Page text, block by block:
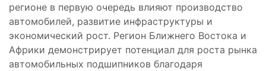
регионе в первую очередь влияют производство
автомобилей, развитие инфраструктуры и
экономический рост. Регион Ближнего Востока и
Африки демонстрирует потенциал для роста рынка
автомобильных подшипников благодаря